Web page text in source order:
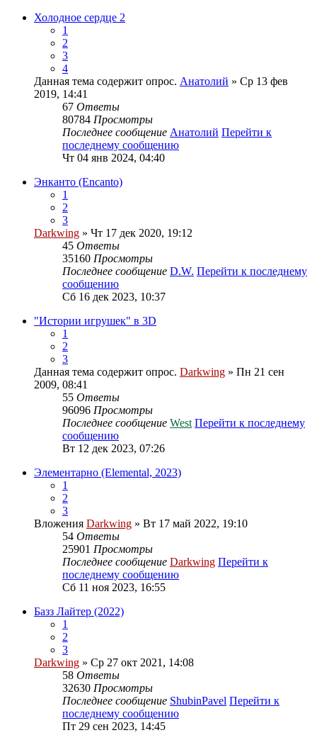
Холодное сердце 2
1
2
3
4
Данная тема содержит опрос. Анатолий » Ср 13 фев
2019, 14:41
67 Ответы
80784 Просмотры
Последнее сообщение Анатолий Перейти к
последнему сообщению
Чт 04 янв 2024, 04:40
Энканто (Encanto)
1
2
3
Darkwing » Чт 17 дек 2020, 19:12
45 Ответы
35160 Просмотры
Последнее сообщение D.W. Перейти к последнему
сообщению
Сб 16 дек 2023, 10:37
"Истории игрушек" в 3D
1
2
3
Данная тема содержит опрос. Darkwing » Пн 21 сен
2009, 08:41
55 Ответы
96096 Просмотры
Последнее сообщение West Перейти к последнему
сообщению
Вт 12 дек 2023, 07:26
Элементарно (Elemental, 2023)
1
2
3
Вложения Darkwing » Вт 17 май 2022, 19:10
54 Ответы
25901 Просмотры
Последнее сообщение Darkwing Перейти к
последнему сообщению
Сб 11 ноя 2023, 16:55
Базз Лайтер (2022)
1
2
3
Darkwing » Ср 27 окт 2021, 14:08
58 Ответы
32630 Просмотры
Последнее сообщение ShubinPavel Перейти к
последнему сообщению
Пт 29 сен 2023, 14:45